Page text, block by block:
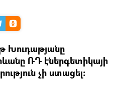
Խուդաթյանը
ՌԴ էներգետիկայի
չի ստացել։